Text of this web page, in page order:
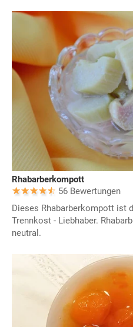
Rhabarberkompott
56 Bewertungen
Dieses Rhabarberkompott ist
Trennkost - Liebhaber.
neutral.